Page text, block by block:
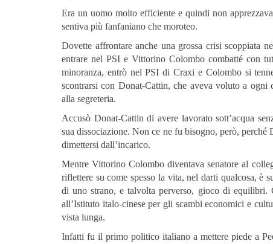
Era un uomo molto efficiente e quindi non
sentiva più fanfaniano che moroteo.
Dovette affrontare anche una grossa crisi scoppiata
entrare nel PSI e Vittorino Colombo combatté con
minoranza, entrò nel PSI di Craxi e Colombo si
scontrarsi con Donat-Cattin, che aveva voluto a ogni
alla segreteria.
Accusò Donat-Cattin di avere lavorato sott’acqua
sua dissociazione. Non ce ne fu bisogno, però,
dimettersi dall’incarico.
Mentre Vittorino Colombo diventava senatore al
riflettere su come spesso la vita, nel darti qualcosa, è
di uno strano, e talvolta perverso, gioco di
all’Istituto italo-cinese per gli scambi economici e
vista lunga.
Infatti fu il primo politico italiano a mettere piede a